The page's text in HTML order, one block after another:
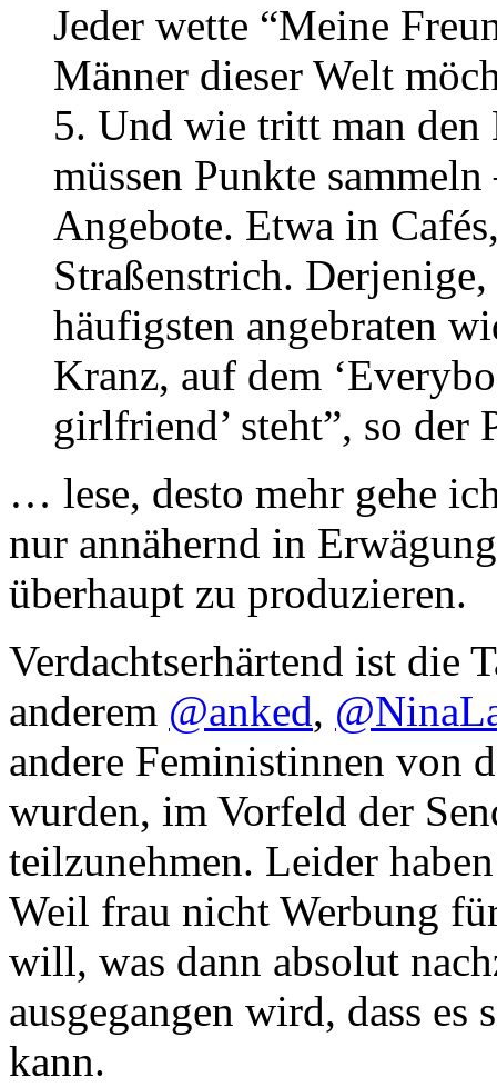
Jeder wette “Meine
Männer dieser Welt
5. Und wie tritt man den
müssen Punkte
Angebote. Etwa in
Straßenstrich.
häufigsten angebraten
Kranz, auf dem
girlfriend’ steht”, so der
… lese, desto mehr gehe
nur annähernd in
überhaupt zu produzieren.
Verdachtserhärtend ist die
anderem @anked,
andere Feministinnen von
wurden, im Vorfeld der
teilzunehmen. Leider
Weil frau nicht Werbung
will, was dann absolut
ausgegangen wird, dass
kann.